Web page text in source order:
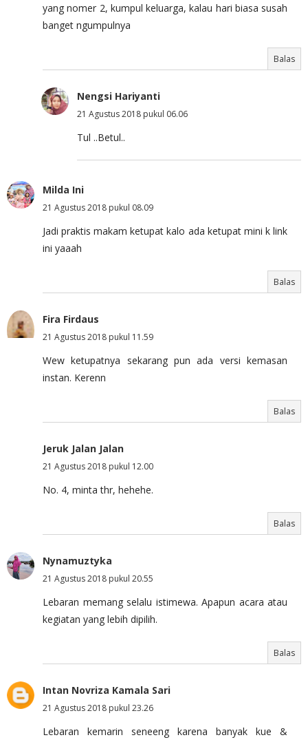
yang nomer 2, kumpul keluarga, kalau hari biasa susah
banget ngumpulnya
Balas
Nengsi Hariyanti
21 Agustus 2018 pukul 06.06
Tul ..Betul..
Milda Ini
21 Agustus 2018 pukul 08.09
Jadi praktis makam ketupat kalo ada ketupat mini k link
ini yaaah
Balas
Fira Firdaus
21 Agustus 2018 pukul 11.59
Wew ketupatnya sekarang pun ada versi kemasan
instan. Kerenn
Balas
Jeruk Jalan Jalan
21 Agustus 2018 pukul 12.00
No. 4, minta thr, hehehe.
Balas
Nynamuztyka
21 Agustus 2018 pukul 20.55
Lebaran memang selalu istimewa. Apapun acara atau
kegiatan yang lebih dipilih.
Balas
Intan Novriza Kamala Sari
21 Agustus 2018 pukul 23.26
Lebaran kemarin seneeng karena banyak kue &